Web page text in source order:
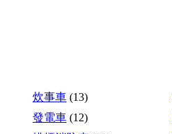
炊事車 (13)
發電車 (12)